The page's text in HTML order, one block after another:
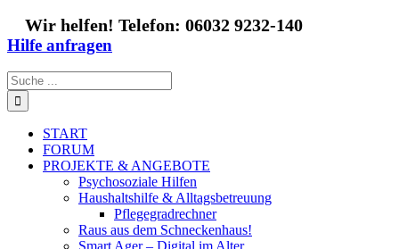
Wir helfen! Telefon: 06032 9232-140
Hilfe anfragen
Suche
nach:
START
FORUM
PROJEKTE & ANGEBOTE
Psychosoziale Hilfen
Haushaltshilfe & Alltagsbetreuung
Pflegegradrechner
Raus aus dem Schneckenhaus!